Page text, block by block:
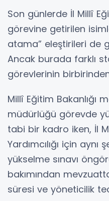
Son günlerde İl Millî
görevine getirilen
atama” eleştirileri de
Ancak burada farklı
görevlerinin
Millî Eğitim Bakanlığı
müdürlüğü görevde
tabi bir kadro iken, İl
Yardımcılığı için
yükselme sınavı
bakımından
süresi ve yöneticilik